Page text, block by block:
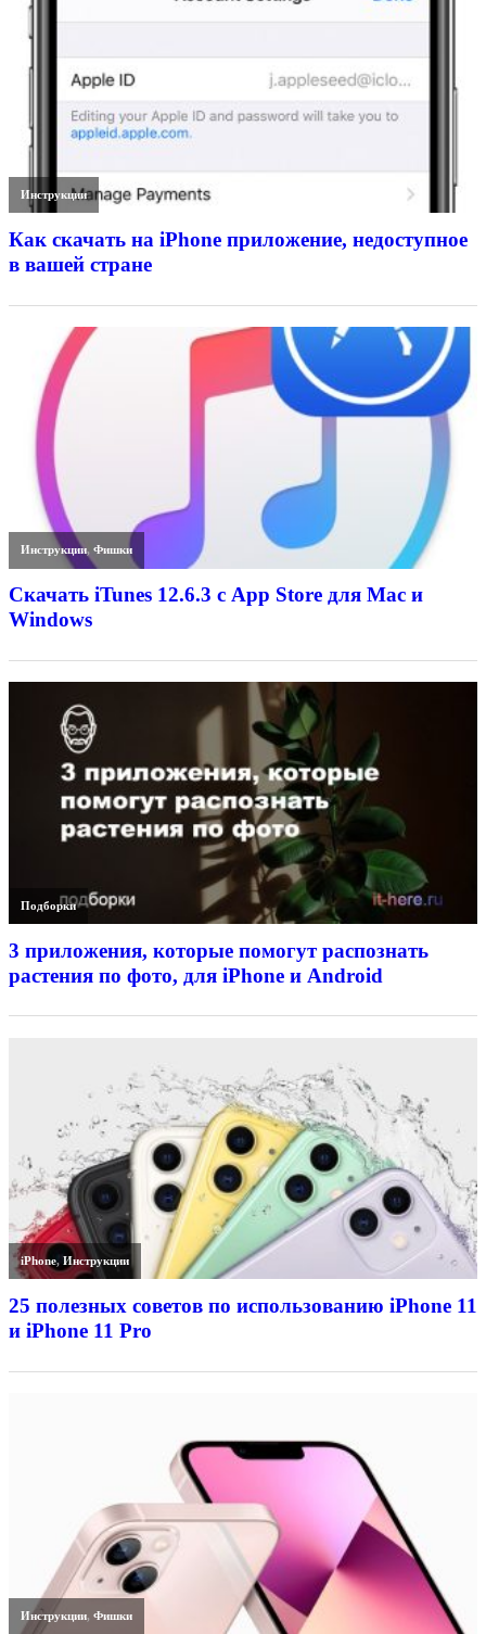
Инструкции
Как скачать на iPhone приложение, недоступное
в вашей стране
Инструкции,Фишки
Скачать iTunes 12.6.3 с App Store для Mac и
Windows
Подборки
3 приложения, которые помогут распознать
растения по фото, для iPhone и Android
iPhone,Инструкции
25 полезных советов по использованию iPhone 11
и iPhone 11 Pro
Инструкции,Фишки